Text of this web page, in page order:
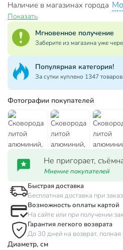
Наличие в магазинах города
Показать
Мгновенное получение
Заберите из магазина уже
Популярный товар!
Куплено 15 штук за последние
Фотографии покупателей
Не пригорает,
Мнение покупателей
Быстрая доставка
Бесплатная доставка при
Возможность оплаты картой
На сайте или при получении
Гарантия легкого возврата
До 30 дней на возврат, полная
Диаметр, см